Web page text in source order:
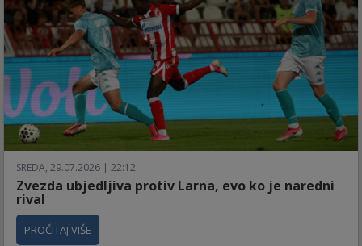
SREDA, 29.07.2026 | 22:12
Zvezda ubjedljiva protiv Larna, evo ko je naredni
rival
PROČITAJ VIŠE